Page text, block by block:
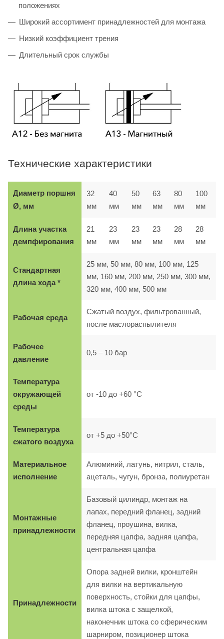
положениях
Широкий ассортимент принадлежностей для монтажа
Низкий коэффициент трения
Длительный срок службы
Технические характеристики
Диаметр поршня
Ø, мм
32
мм
40
мм
50
мм
63
мм
80
мм
100
мм
Длина участка
демпфирования
21
мм
23
мм
23
мм
23
мм
28
мм
28
мм
Стандартная
длина хода *
25 мм, 50 мм, 80 мм, 100 мм, 125
мм, 160 мм, 200 мм, 250 мм, 300 мм,
320 мм, 400 мм, 500 мм
Рабочая среда
Сжатый воздух, фильтрованный,
после маслораспылителя
Рабочее
давление
0,5 – 10 бар
Температура
окружающей
среды
от -10 до +60 °C
Температура
сжатого воздуха
от +5 до +50°C
Материальное
исполнение
Алюминий, латунь, нитрил, сталь,
ацеталь, чугун, бронза, полиуретан
Монтажные
принадлежности
Базовый цилиндр, монтаж на
лапах, передний фланец, задний
фланец, проушина, вилка,
передняя цапфа, задняя цапфа,
центральная цапфа
Принадлежности
Опора задней вилки, кронштейн
для вилки на вертикальную
поверхность, стойки для цапфы,
вилка штока с защелкой,
наконечник штока со сферическим
шарниром, позиционер штока